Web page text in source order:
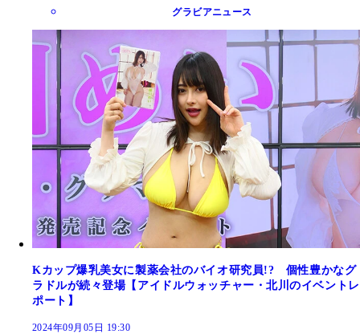
グラビアニュース
Kカップ爆乳美女に製薬会社のバイオ研究員!? 個性豊かなグ
ラドルが続々登場【アイドルウォッチャー・北川のイベントレ
ポート】
2024年09月05日 19:30